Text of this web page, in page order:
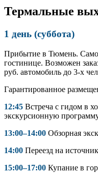
Термальные
1 день (суббота)
Прибытие в Тюмень.
гостинице. Возможен
руб. автомобиль до 3-х
Гарантированное
12:45 Встреча с гидом в
экскурсионную
13:00–14:00 Обзорная
14:00 Переезд на
15:00–17:00 Купание в